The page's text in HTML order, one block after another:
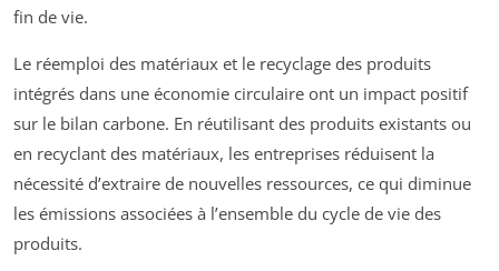
fin de vie.
Le réemploi des matériaux et le recyclage des produits
intégrés dans une économie circulaire ont un impact positif
sur le bilan carbone. En réutilisant des produits existants ou
en recyclant des matériaux, les entreprises réduisent la
nécessité d’extraire de nouvelles ressources, ce qui diminue
les émissions associées à l’ensemble du cycle de vie des
produits.